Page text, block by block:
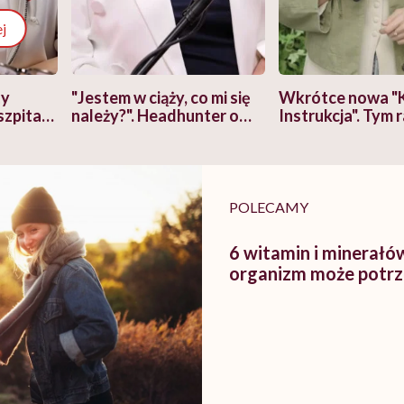
"Jestem w ciąży, co mi się
należy?". Headhunter o
Wkrótce nowa
Instrukcja". Tym
POLECAMY
6 witamin i
organizm może